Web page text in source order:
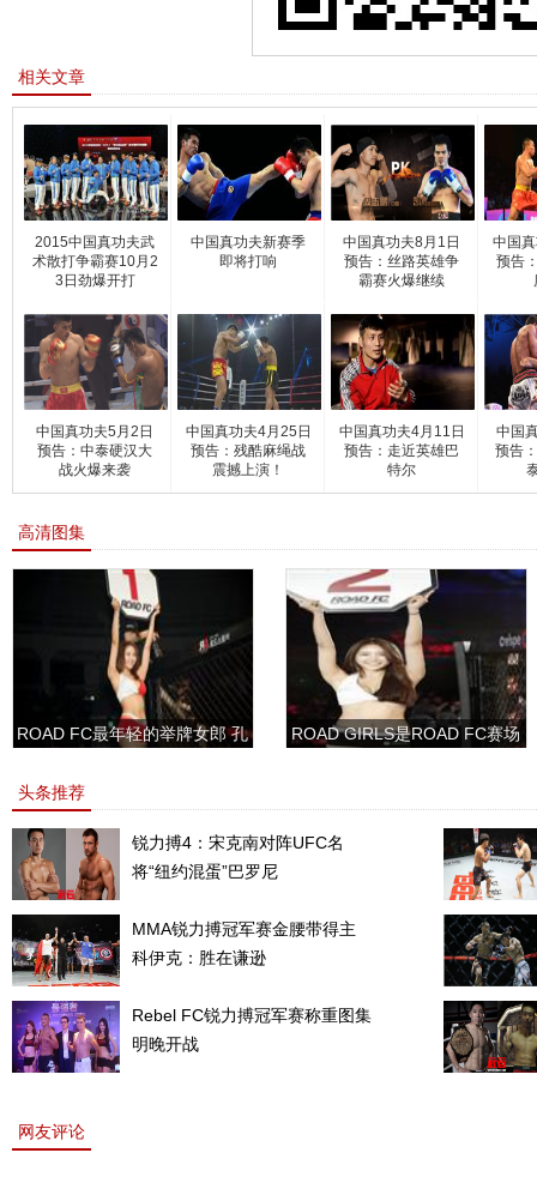
相关文章
2015中国真功夫武
术散打争霸赛10月2
3日劲爆开打
中国真功夫新赛季
即将打响
中国真功夫8月1日
预告：丝路英雄争
霸赛火爆继续
中国
预告
中国真功夫5月2日
预告：中泰硬汉大
战火爆来袭
中国真功夫4月25日
预告：残酷麻绳战
震撼上演！
中国真功夫4月11日
预告：走近英雄巴
特尔
中国
预告
高清图集
ROAD FC最年轻的举牌女郎 孔
ROAD GIRLS是ROAD FC赛场
头条推荐
锐力搏4：宋克南对阵UFC名
将“纽约混蛋”巴罗尼
MMA锐力搏冠军赛金腰带得主
科伊克：胜在谦逊
Rebel FC锐力搏冠军赛称重图集
明晚开战
网友评论